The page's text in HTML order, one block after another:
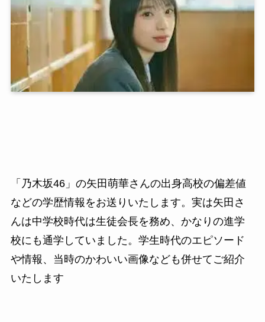
「乃木坂46」の矢田萌華さんの出身高校の偏差値
などの学歴情報をお送りいたします。実は矢田さ
んは中学校時代は生徒会長を務め、かなりの進学
校にも通学していました。学生時代のエピソード
や情報、当時のかわいい画像なども併せてご紹介
いたします